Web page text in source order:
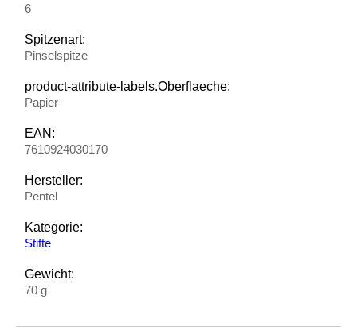
6
Spitzenart:
Pinselspitze
product-attribute-labels.Oberflaeche:
Papier
EAN:
7610924030170
Hersteller:
Pentel
Kategorie:
Stifte
Gewicht:
70 g